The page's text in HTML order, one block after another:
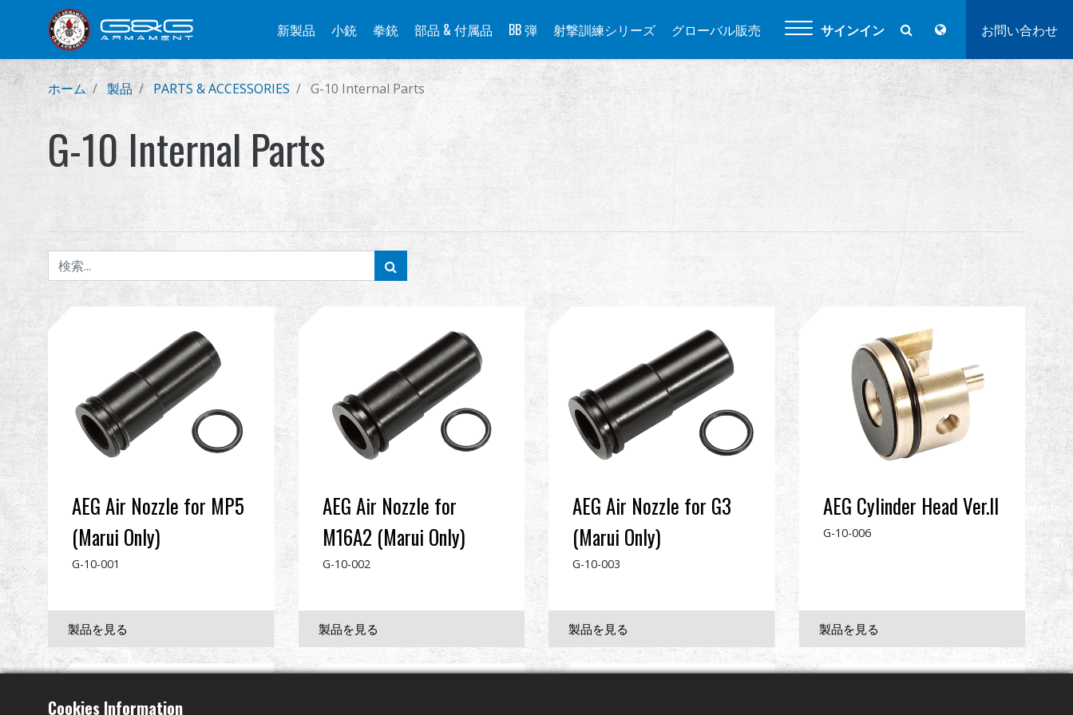
新製品 小銃 拳銃 部品 & 付属品 BB 弾 射撃訓練シリーズ グローバル販売 サインイン お問い合わせ
ホーム 製品 PARTS & ACCESSORIES G-10 Internal Parts
G-10 Internal Parts
AEG Air Nozzle for MP5
(Marui Only)
G-10-001
AEG Air Nozzle for
M16A2 (Marui Only)
G-10-002
AEG Air Nozzle for G3
(Marui Only)
G-10-003
AEG Cylinder Head Ver.II
G-10-006
Cookies Information